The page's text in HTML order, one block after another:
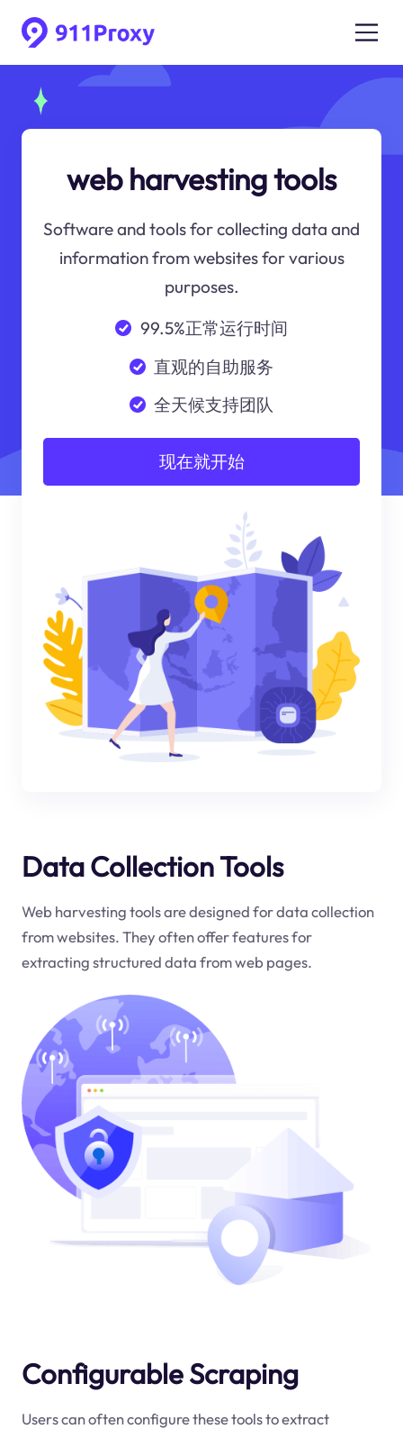
web harvesting tools
Software and tools for collecting data and
information from websites for various
purposes.
99.5%正常运行时间
直观的自助服务
全天候支持团队
现在就开始
Data Collection Tools
Web harvesting tools are designed for data collection
from websites. They often offer features for
extracting structured data from web pages.
Configurable Scraping
Users can often configure these tools to extract